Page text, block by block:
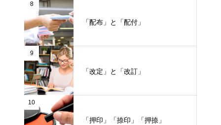
8
「配布」と「配付」
9
「改定」と「改訂」
10
「押印」「捺印」「押捺」